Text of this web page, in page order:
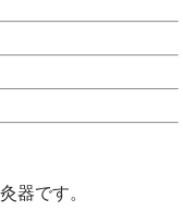
器です。